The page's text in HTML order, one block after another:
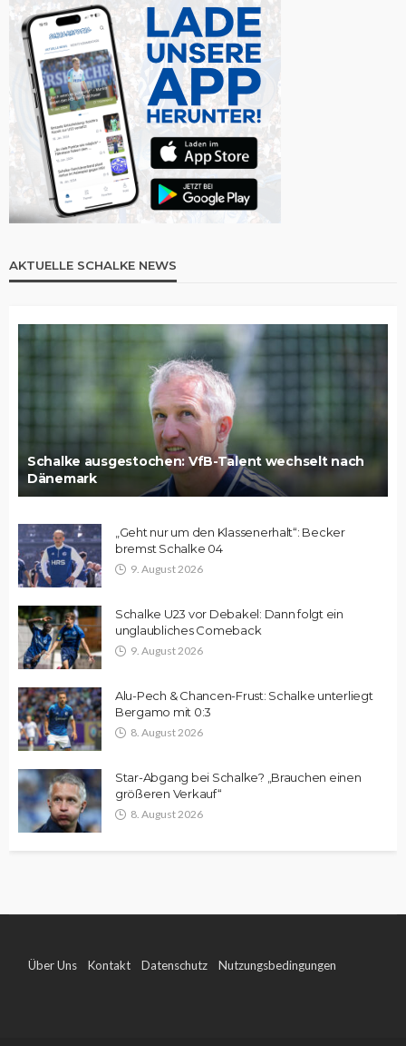
AKTUELLE SCHALKE NEWS
Schalke ausgestochen: VfB-Talent wechselt nach
Dänemark
„Geht nur um den Klassenerhalt“: Becker
bremst Schalke 04
9. August 2026
Schalke U23 vor Debakel: Dann folgt ein
unglaubliches Comeback
9. August 2026
Alu-Pech & Chancen-Frust: Schalke unterliegt
Bergamo mit 0:3
8. August 2026
Star-Abgang bei Schalke? „Brauchen einen
größeren Verkauf“
8. August 2026
Über Uns Kontakt Datenschutz Nutzungsbedingungen